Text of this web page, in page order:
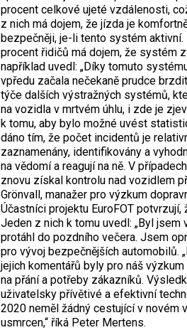
procent celkové ujeté vzdálenosti,
z nich má dojem, že jízda je
bezpečněji, je-li tento systém
procent řidičů má dojem, že systém
například uvedl: „Díky tomuto
vpředu začala nečekaně prudce
týče dalších výstražných systémů,
na vozidla v mrtvém úhlu, i zde je
k tomu, aby bylo možné uvést
dáno tím, že počet incidentů je
zaznamenány, identifikovány a
na vědomí a reagují na ně. V
znovu získal kontrolu nad vozidlem
Grönvall, manažer pro výzkum
Účastníci projektu EuroFOT
Jeden z nich k tomu uvedl: „Byl
protáhl do pozdního večera. Jsem
pro vývoj bezpečnějších automobilů.
jejich komentářů byly pro náš
na přání a potřeby zákazníků.
uživatelsky přívětivé a efektivní
2020 neměl žádný cestující v novém
usmrcen,“ říká Peter Mertens.